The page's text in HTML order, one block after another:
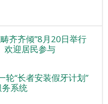
齐齐倾”8月20日举行
迎居民参与
“长者安装假牙计划”
务系统